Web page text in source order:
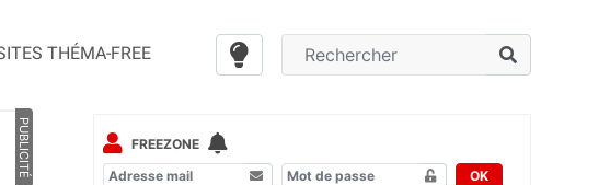
THÉMA-FREE
PUBLICITÉ
FREEZONE
OK